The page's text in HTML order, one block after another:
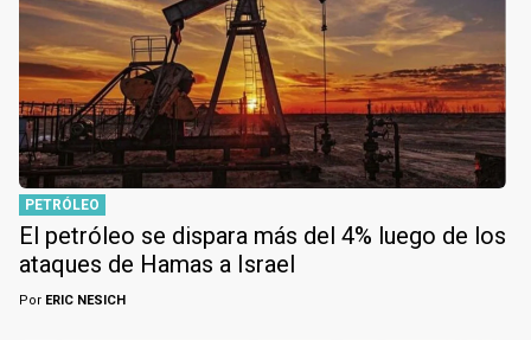
PETRÓLEO
El petróleo se dispara más del 4% luego de los
ataques de Hamas a Israel
Por ERIC NESICH